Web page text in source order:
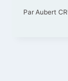
Par Aubert